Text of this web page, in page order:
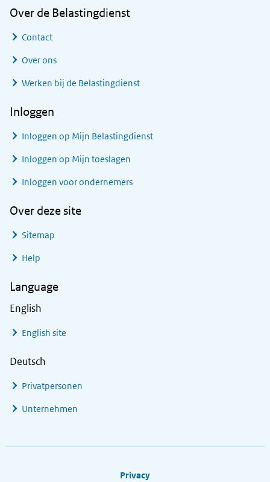
Over de Belastingdienst
Contact
Over ons
Werken bij de Belastingdienst
Inloggen
Inloggen op Mijn Belastingdienst
Inloggen op Mijn toeslagen
Inloggen voor ondernemers
Over deze site
Sitemap
Help
Language
English
English site
Deutsch
Privatpersonen
Unternehmen
Privacy